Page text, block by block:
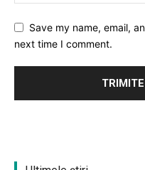
Save my name, email,
next time I comment.